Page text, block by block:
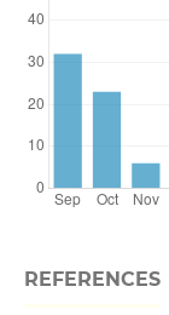
REFERENCES